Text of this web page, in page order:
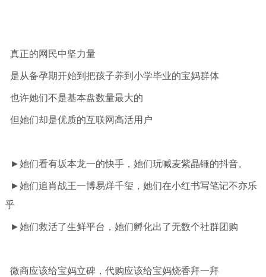
真正的网民中坚力量
是从备孕期开始到把孩子养到小学毕业的宝妈群体
也许她们不是基本盘数量最大的
但她们却是优质的互联网高活用户
►她们看有坂本龙一的快手，她们玩喊麦紫晶锤的抖音。
►她们追肖战王一博易烊千玺，她们在小红书写笔记不亦乐
乎
►她们救活了生鲜平台，她们孵化出了无数个社群团购
微商应该给宝妈立碑，代购应该给宝妈烧香拜一拜